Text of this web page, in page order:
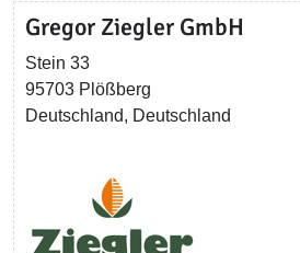
Gregor Ziegler GmbH
Stein 33
95703 Plößberg
Deutschland, Deutschland